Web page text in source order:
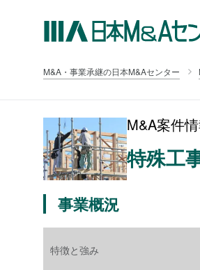
M&A・事業承継の日本M&Aセンター
M&A案件
特殊工
事業概況
特徴と強み